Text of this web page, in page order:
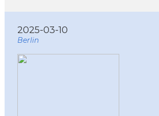
2025-03-10
Berlin